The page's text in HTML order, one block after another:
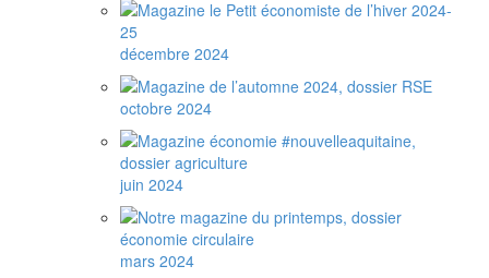
décembre 2024
octobre 2024
juin 2024
mars 2024